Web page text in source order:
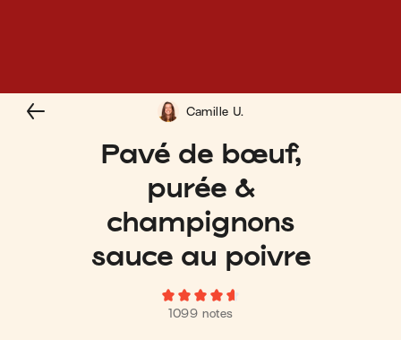
Pavé de bœuf,
purée &
champignons
sauce au poivre
1099 notes
Camille U.